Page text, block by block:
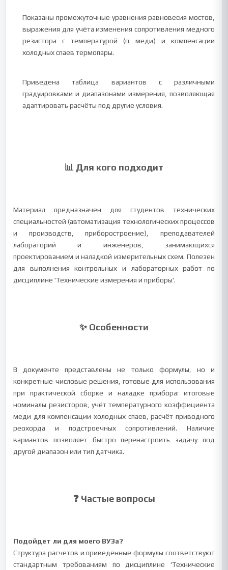
Показаны промежуточные уравнения равновесия мостов,
выражения для учёта изменения сопротивления медного
резистора с температурой (α меди) и компенсации
холодных спаев термопары.
Приведена таблица вариантов с различными
градуировками и диапазонами измерения, позволяющая
адаптировать расчёты под другие условия.
📊 Для кого подходит
Материал предназначен для студентов технических
специальностей (автоматизация технологических процессов
и производств, приборостроение), преподавателей
лабораторий и инженеров, занимающихся
проектированием и наладкой измерительных схем. Полезен
для выполнения контрольных и лабораторных работ по
дисциплине 'Технические измерения и приборы'.
✨ Особенности
В документе представлены не только формулы, но и
конкретные числовые решения, готовые для использования
при практической сборке и наладке прибора: итоговые
номиналы резисторов, учёт температурного коэффициента
меди для компенсации холодных спаев, расчёт приводного
реохорда и подстроечных сопротивлений. Наличие
вариантов позволяет быстро перенастроить задачу под
другой диапазон или тип датчика.
❓ Частые вопросы
Подойдет ли для моего ВУЗа?
Структура расчетов и приведённые формулы соответствуют
стандартным требованиям по дисциплине 'Технические